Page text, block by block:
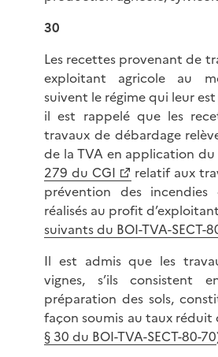
30
Les recettes provenant de
exploitant agricole au
suivent le régime qui leur
il est rappelé que les
travaux de débardage
de la TVA en application du
279 du CGI
relatif aux
prévention des
réalisés au profit
suivants du BOI-TVA-SECT-
Il est admis que les
vignes, s’ils consistent
préparation des sols,
façon soumis au taux réduit
§ 30 du BOI-TVA-SECT-80-70